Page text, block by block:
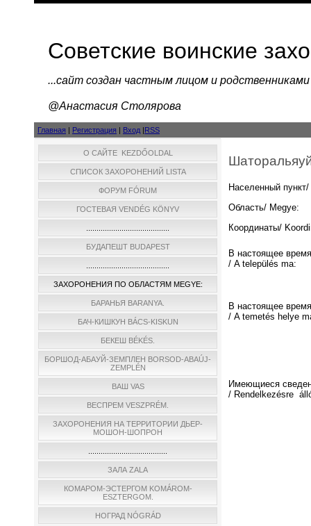
Советские воинские
...cайт создан частным лицом и
@Анастасия Столярова
Главная | Регистрация | Вход |RSS
О САЙТЕ KEZDŐOLDAL
СПИСОК ЗАХОРОНЕНИЙ LISTA
ФОРУМ FÓRUM
ГОСТЕВАЯ VENDÉG KÖNYV
БУДАПЕШТ BUDAPEST
ЗАХОРОНЕНИЯ ПО ОБЛАСТЯМ MEGYE:
БАРАНЬЯ BARANYA.
БАЧ-КИШКУН BÁCS-KISKUN
БЕКЕШ BÉKÉS.
БОРШОД-АБАУЙ-ЗЕМПЛЕН BORSOD-ABAÚJ-
ZEMPLÉN
ВАШ VAS
ВЕСПРЕМ VESZPRÉM.
ЗАХОРОНЕНИЯ НА ТЕРРИТОРИИ ДЬЕР-
МОШОН-ШОПРОН
ЗАЛА ZALA
КОМАРОМ-ЭСТЕРГОМ KOMÁROM-
ESZTERGOM.
НОГРАД NÓGRÁD
Населенный
Область/ Megye:
Координаты/
В настоящее
/ A település ma:
В настоящее
/ A temetés helye
Имеющиеся
/ Rendelkezésre